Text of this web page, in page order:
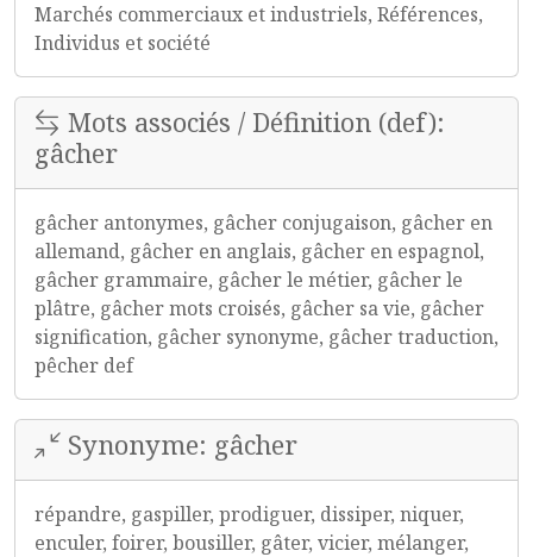
Marchés commerciaux et industriels, Références,
Individus et société
Mots associés / Définition (def):
gâcher
gâcher antonymes, gâcher conjugaison, gâcher en
allemand, gâcher en anglais, gâcher en espagnol,
gâcher grammaire, gâcher le métier, gâcher le
plâtre, gâcher mots croisés, gâcher sa vie, gâcher
signification, gâcher synonyme, gâcher traduction,
pêcher def
Synonyme: gâcher
répandre, gaspiller, prodiguer, dissiper, niquer,
enculer, foirer, bousiller, gâter, vicier, mélanger,